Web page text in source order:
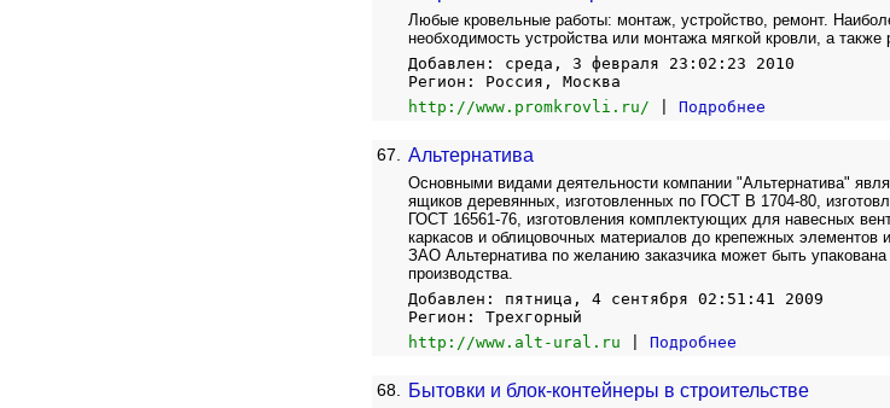
Любые кровельные работы: монтаж, устройство, ремонт.
необходимость устройства или монтажа мягкой кровли, а также
Добавлен: среда, 3 февраля 23:02:23 2010
Регион: Россия, Москва
http://www.promkrovli.ru/
Подробнее
67. Альтернатива
Основными видами деятельности компании "Альтернатива"
ящиков деревянных, изготовленных по ГОСТ В 1704-80,
ГОСТ 16561-76, изготовления комплектующих для навесных
каркасов и облицовочных материалов до крепежных элементов
ЗАО Альтернатива по желанию заказчика может быть упакована
производства.
Добавлен: пятница, 4 сентября 02:51:41 2009
Регион: Трехгорный
http://www.alt-ural.ru
Подробнее
68. Бытовки и блок-контейнеры в строительстве